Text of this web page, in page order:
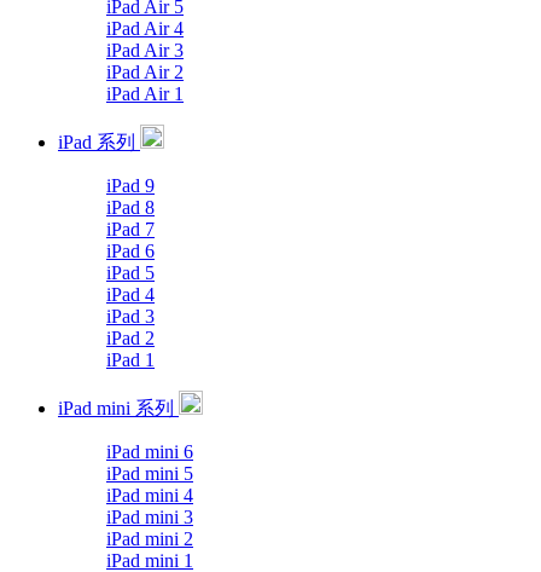
iPad Air 5
iPad Air 4
iPad Air 3
iPad Air 2
iPad Air 1
iPad 系列
iPad 9
iPad 8
iPad 7
iPad 6
iPad 5
iPad 4
iPad 3
iPad 2
iPad 1
iPad mini 系列
iPad mini 6
iPad mini 5
iPad mini 4
iPad mini 3
iPad mini 2
iPad mini 1